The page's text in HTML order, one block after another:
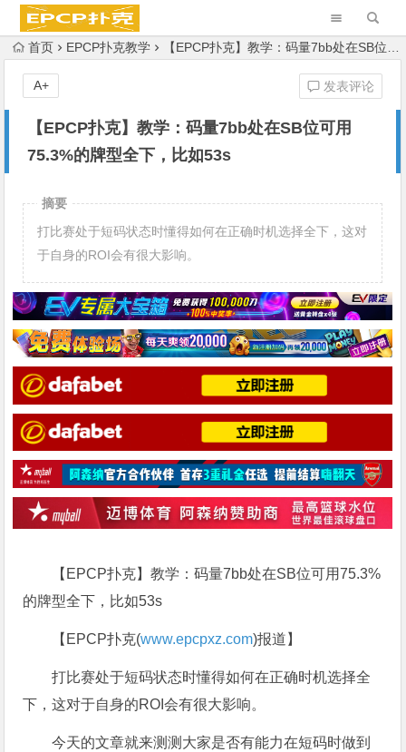
首页 EPCP扑克教学 【EPCP扑克】教学：码量7bb处在SB位可用75.3%的牌型全下，比如53s
【EPCP扑克】教学：码量7bb处在SB位可用
75.3%的牌型全下，比如53s
发表评论
A+
摘要
打比赛处于短码状态时懂得如何在正确时机选择全下，这对
于自身的ROI会有很大影响。
【EPCP扑克】教学：码量7bb处在SB位可用75.3%
的牌型全下，比如53s
【EPCP扑克(www.epcpxz.com)报道】
打比赛处于短码状态时懂得如何在正确时机选择全
下，这对于自身的ROI会有很大影响。
今天的文章就来测测大家是否有能力在短码时做到